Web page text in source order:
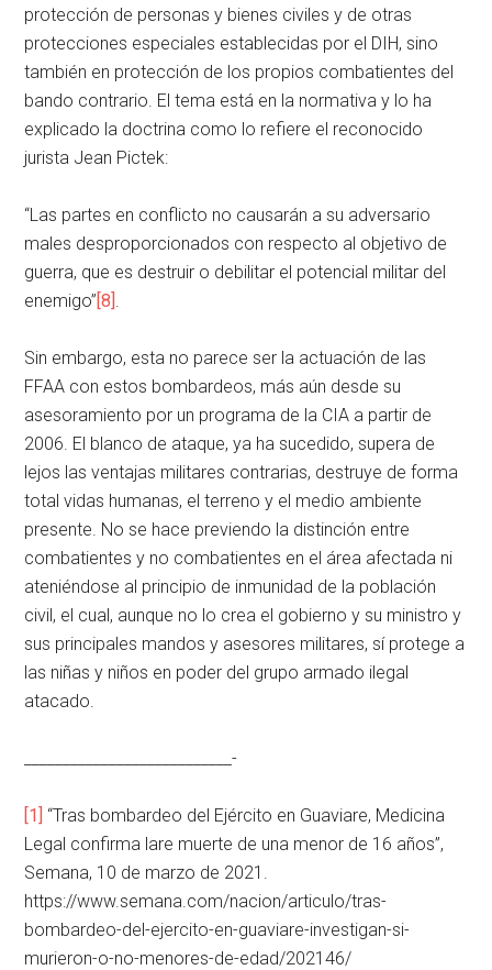
protección de personas y bienes civiles y de otras
protecciones especiales establecidas por el DIH, sino
también en protección de los propios combatientes del
bando contrario. El tema está en la normativa y lo ha
explicado la doctrina como lo refiere el reconocido
jurista Jean Pictek:
“Las partes en conflicto no causarán a su adversario
males desproporcionados con respecto al objetivo de
guerra, que es destruir o debilitar el potencial militar del
enemigo”[8].
Sin embargo, esta no parece ser la actuación de las
FFAA con estos bombardeos, más aún desde su
asesoramiento por un programa de la CIA a partir de
2006. El blanco de ataque, ya ha sucedido, supera de
lejos las ventajas militares contrarias, destruye de forma
total vidas humanas, el terreno y el medio ambiente
presente. No se hace previendo la distinción entre
combatientes y no combatientes en el área afectada ni
ateniéndose al principio de inmunidad de la población
civil, el cual, aunque no lo crea el gobierno y su ministro y
sus principales mandos y asesores militares, sí protege a
las niñas y niños en poder del grupo armado ilegal
atacado.
___________________________-
[1] “Tras bombardeo del Ejército en Guaviare, Medicina
Legal confirma lare muerte de una menor de 16 años”,
Semana, 10 de marzo de 2021.
https://www.semana.com/nacion/articulo/tras-
bombardeo-del-ejercito-en-guaviare-investigan-si-
murieron-o-no-menores-de-edad/202146/